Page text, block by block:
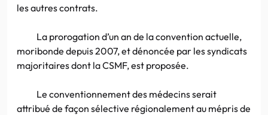
les autres contrats.
La prorogation d’un an de la convention actuelle,
moribonde depuis 2007, et dénoncée par les syndicats
majoritaires dont la CSMF, est proposée.
Le conventionnement des médecins serait
attribué de façon sélective régionalement au mépris de